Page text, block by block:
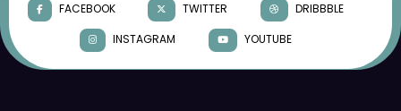
FACEBOOK TWITTER
DRIBBBLE
INSTAGRAM
YOUTUBE